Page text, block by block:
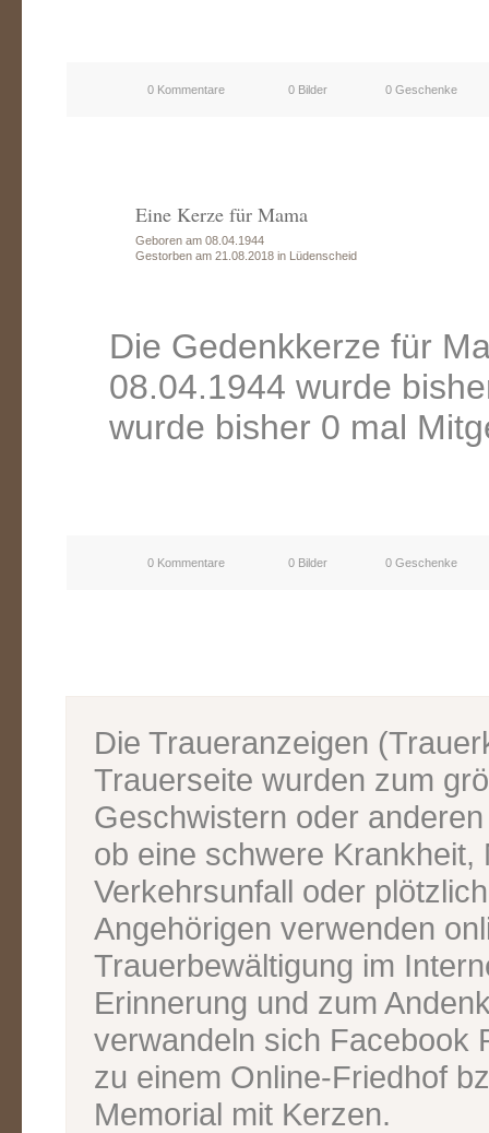
0 Kommentare 0 Bilder 0 Geschenke
Eine Kerze für Mama
Geboren am 08.04.1944
Gestorben am 21.08.2018 in Lüdenscheid
Die Gedenkkerze für
08.04.1944 wurde
wurde bisher 0 mal
0 Kommentare 0 Bilder 0 Geschenke
Die Traueranzeigen
Trauerseite wurden zum
Geschwistern oder
ob eine schwere Krankheit,
Verkehrsunfall oder
Angehörigen verwenden
Trauerbewältigung im
Erinnerung und zum
verwandeln sich Facebook
zu einem Online-Friedhof
Memorial mit Kerzen.